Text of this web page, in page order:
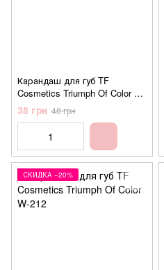
Карандаш для губ TF
Cosmetics Triumph Of Color W-
212 №216 Cold Nude
(холодный нюд)
38 грн 48 грн
СКИДКА −20%